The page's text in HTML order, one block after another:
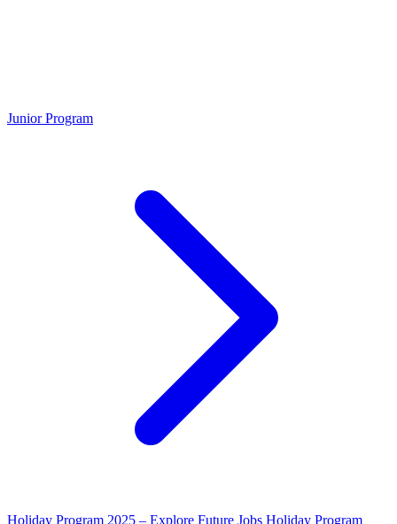
Junior Program
Holiday Program 2025 – Explore Future Jobs Holiday Program